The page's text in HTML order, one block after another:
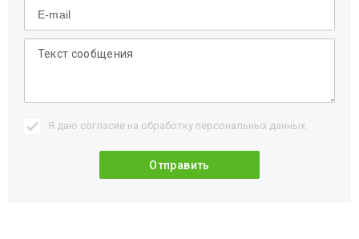
Я даю согласие на обработку персональных данных